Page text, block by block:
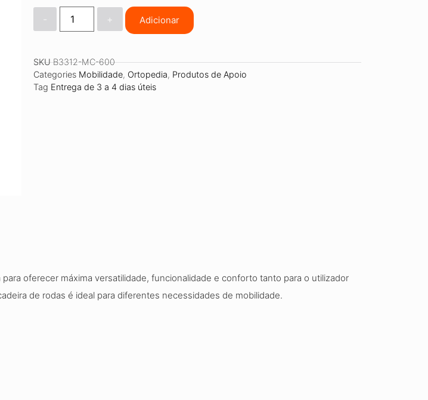
+ Adicionar
SKUB3312-MC-600
Categories Mobilidade, Ortopedia, Produtos de Apoio
Tag Entrega de 3 a 4 dias úteis
oferecer máxima versatilidade, funcionalidade e conforto tanto para o utilizador
de rodas é ideal para diferentes necessidades de mobilidade.